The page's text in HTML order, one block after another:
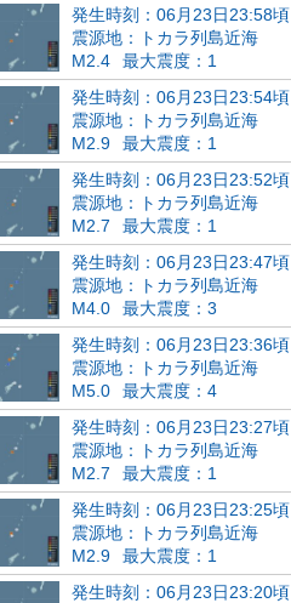
発生時刻：06月23日23:58頃
震源地：トカラ列島近海
M2.4
最大震度：1
発生時刻：06月23日23:54頃
震源地：トカラ列島近海
M2.9
最大震度：1
発生時刻：06月23日23:52頃
震源地：トカラ列島近海
M2.7
最大震度：1
発生時刻：06月23日23:47頃
震源地：トカラ列島近海
M4.0
最大震度：3
発生時刻：06月23日23:36頃
震源地：トカラ列島近海
M5.0
最大震度：4
発生時刻：06月23日23:27頃
震源地：トカラ列島近海
M2.7
最大震度：1
発生時刻：06月23日23:25頃
震源地：トカラ列島近海
M2.9
最大震度：1
発生時刻：06月23日23:20頃